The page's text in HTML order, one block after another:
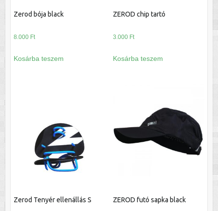
Zerod bója black
8.000 Ft
Kosárba teszem
ZEROD chip tartó
3.000 Ft
Kosárba teszem
Zerod Tenyér ellenállás S ZEROD futó sapka black